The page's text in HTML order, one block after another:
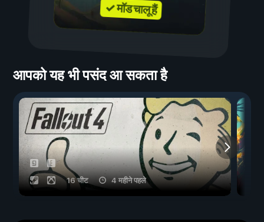
✓ मॉड चालू हैं
आपको यह भी पसंद आ सकता है
16 चीट 4 महीने पहले